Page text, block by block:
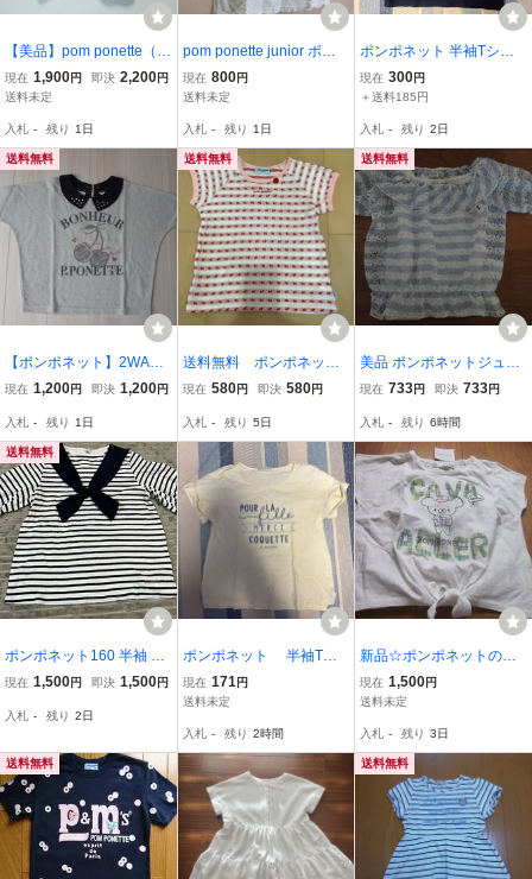
【美品】pom ponette（ポ
ンポネット）【PAUL＆J
OEコラボ】フリル袖Tシ
現在 1,900円 即決 2,200円
送料未定
入札 - 残り 1日
pom ponette junior ポン
ポネットジュニア L 160
ロゴ セーラー Tシャツ カ
ズ ティーンズ 女の子 タ2
90
現在 800円
送料未定
入札 - 残り 1日
ポンポネット 半袖Tシャ
ツ サイズL160
現在 300円
＋送料185円
入札 - 残り 2日
送料無料
【ポンポネット】2WAY
襟付きラメTシャツ厚手★
現在 1,200円 即決 1,200円
入札 - 残り 1日
送料無料
送料無料 ポンポネット
pom ponette 半袖Tシャツ
m 綿100% コットン100%
送料込み
現在 580円 即決 580円
入札 - 残り 5日
送料無料
美品 ポンポネットジュニ
ア 夏物 半袖カットソ
ット 水色 爽やか 12
0ｃｍ 送料無料 匿名配
送
現在 733円 即決 733円
入札 - 残り 6時間
送料無料
ポンポネット160 半袖 T
シャツ
現在 1,500円 即決 1,500円
入札 - 残り 2日
ポンポネット 半袖Tシ
ャツ M150
現在 171 円
送料未定
入札 - 残り 2時間
新品☆ポンポネットの半
袖Tシャツ☆ミントちゃん
刺繍☆サイズ135
現在 1,500円
送料未定
入札 - 残り 3日
送料無料 送料無料